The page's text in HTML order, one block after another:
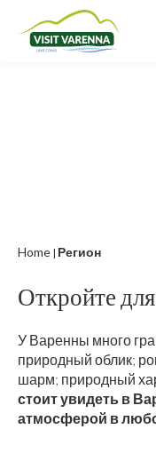
Home | Регион
Откройте
У Варенны много
природный облик;
шарм; природный
стоит увидеть в
атмосферой в